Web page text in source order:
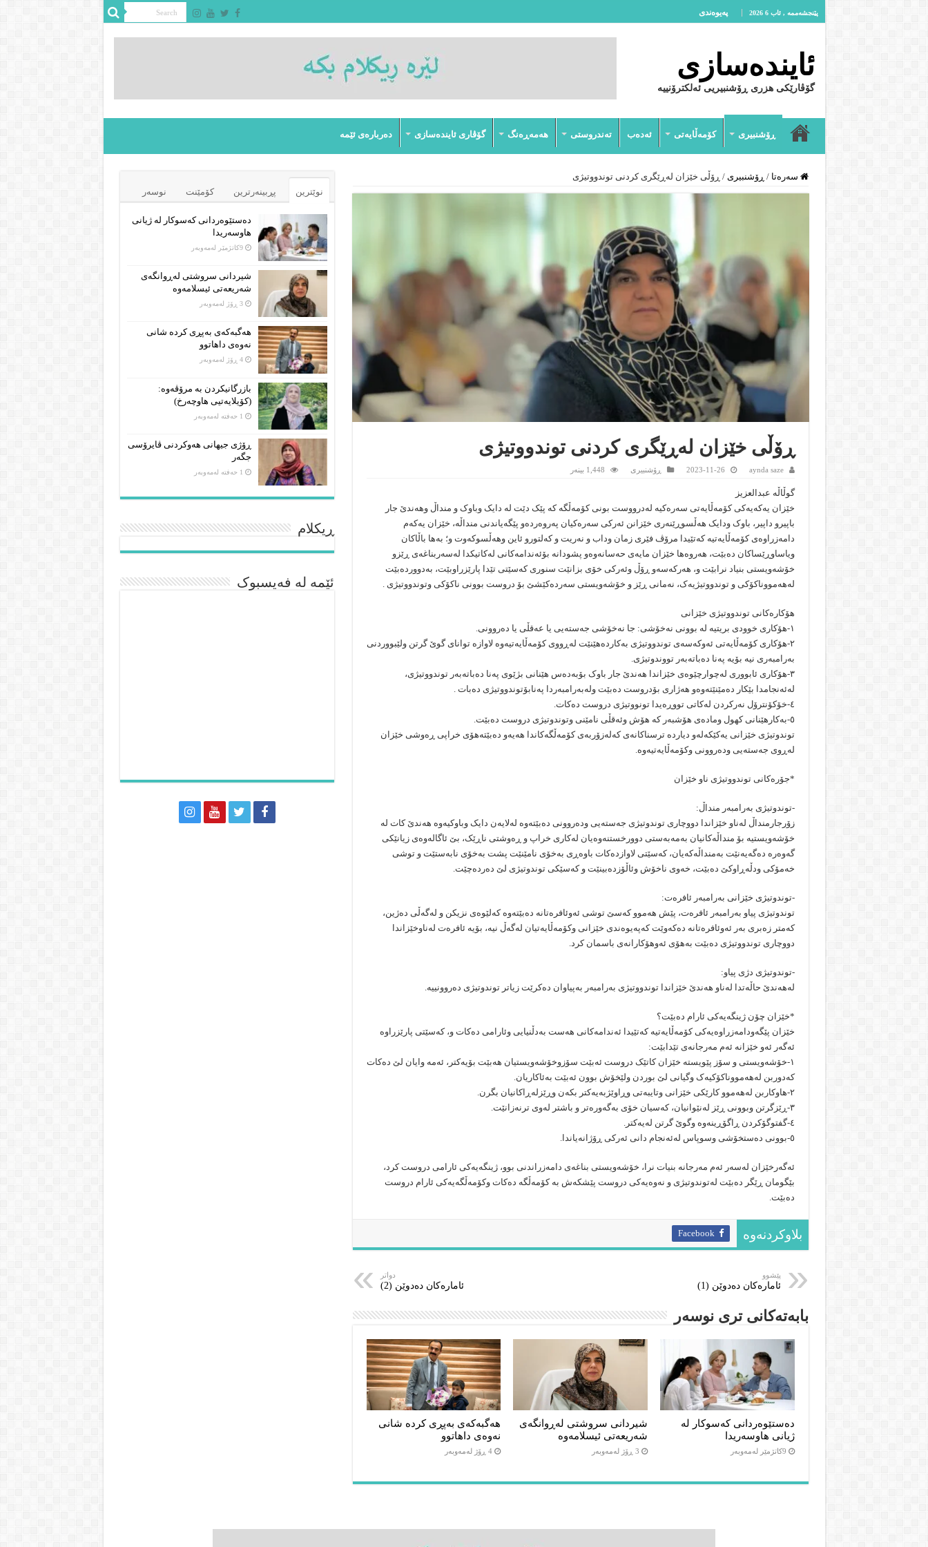
پێنجشەممە , ئاب 6 2026 پەیوەندى
ئایندەسازى
گۆڤارێکی هزری ڕۆشنبیریی ئەلکترۆنییە
ڕۆشنبیرى کۆمەڵایەتى ئەدەب تەندروستى هەمەڕەنگ گۆڤارى ئایندەسازى دەربارەى ئێمە
سەرەتا / ڕۆشنبیرى / ڕۆڵی خێزان لەڕێگری کردنی توندووتیژی
ڕۆڵی خێزان لەڕێگری کردنی توندووتیژی
aynda saze
2023-11-26 ڕۆشنبیرى 1,448 بینەر
گوڵاڵە عبدالعزیز
خێزان یەکەیەکی کۆمەڵایەتی سەرەکیە لەدرووست بونی کۆمەڵگە کە پێک دێت لە دایک وباوک و منداڵ وهەندێ جار
باپیرو داپیر، باوک ودایک هەڵسوڕێنەری خێزانن ئەرکی سەرەکیان پەروەردەو پێگەیاندنی منداڵە، خێزان یەکەم
دامەزراوەی کۆمەڵایەتیە کەتێیدا مرۆڤ فێری زمان وداب و نەریت و کەلتورو ئاین وهەڵسوکەوت و؛ بەها باڵاکان
ویاساوڕێساکان دەبێت، هەروەها خێزان مایەی حەسانەوەو پشودانە بۆئەندامەکانی لەکاتیکدا لەسەربناغەی ڕێزو
خۆشەویستی بنیاد نرابێت و، هەرکەسەو ڕۆڵ وئەرکی خۆی بزانێت سنوری کەسێتی تێدا پارێزراوبێت، بەدووردەبێت
لەهەمووناکۆکی و توندووتیژیەک، نەمانی ڕێز و خۆشەویستی سەردەکێشێ بۆ دروست بوونی ناکۆکی وتوندووتیژی .
هۆکارەکانی توندووتیژی خێزانی
١-هۆکاری خوودی بریتیە لە بوونی نەخۆشی: جا نەخۆشی جەستەیی یا عەقڵی یا دەروونی.
٢-هۆکاری کۆمەڵایەتی ئەوکەسەی توندووتیژی بەکاردەهێنێت لەڕووی کۆمەڵایەتیەوە لاوازە توانای گوێ گرتن ولێبووردنی
بەرامبەری نیە بۆیە پەنا دەباتەبەر تووندوتیژی.
٣-هۆکاری ئابووری لەچوارچێوەی خێزاندا هەندێ جار باوک بۆبەدەس هێنانی بژێوی پەنا دەباتەبەر توندووتیژی،
لەئەنجامدا بێکار دەمێنێتەوەو هەژاری بۆدروست دەبێت ولەبەرامبەردا پەنابۆتوندووتیژی دەبات .
٤-خۆکۆنترۆل نەرکردن لەکاتی تووڕەیدا تونووتیژی دروست دەکات.
٥-بەکارهێنانی کهول ومادەی هۆشبەر کە هۆش وئەقڵی نامێنی وتوندوتیژی دروست دەبێت.
توندوتیژی خێزانی یەکێکەلەو دیاردە ترسناکانەی کەلەزۆربەی کۆمەڵگەکاندا هەیەو دەبێتەهۆی خراپی ڕەوشی خێزان
لەڕوی جەستەیی ودەروونی وکۆمەڵایەتیەوە.
*جۆرەکانی توندووتیژی ناو خێزان
-توندوتیژی بەرامبەر منداڵ:
زۆرجارمنداڵ لەناو خێزاندا دووچاری توندوتیژی جەستەیی ودەروونی دەبێتەوە لەلایەن دایک وباوکیەوە هەندێ کات لە
خۆشەویستیە بۆ منداڵەکانیان بەمەبەستی دوورخستنەوەیان لەکاری خراپ و ڕەوشتی ناڕێک، بێ ئاگالەوەی زیانێکی
گەوەرە دەگەیەنێت بەمنداڵەکەیان، کەسێتی لاوازدەکات باوەڕی بەخۆی نامێنێت پشت بەخۆی نابەستێت و توشی
خەمۆکی ودڵەڕاوکێ دەبێت، خەوی ناخۆش وئاڵۆزدەبینێت و کەسێکی توندوتیژی لێ دەردەچێت.
-توندوتیژی خێزانی بەرامبەر ئافرەت:
توندوتیژی پیاو بەرامبەر ئافرەت، پێش هەموو کەسێ توشی ئەوئافرەتانە دەبێتەوە کەلێوەی نزیکن و لەگەڵی دەژین،
کەمتر زەبری بەر ئەوئافرەتانە دەکەوێت کەپەیوەندی خێزانی وکۆمەڵایەتیان لەگەڵ نیە، بۆیە ئافرەت لەناوخێزاندا
دووچاری توندووتیژی دەبێت بەهۆی ئەوهۆکارانەی باسمان کرد.
-توندوتیژی دژی پیاو:
لەهەندێ حاڵەتدا لەناو هەندێ خێزاندا توندووتیژی بەرامبەر بەپیاوان دەکرێت زیاتر توندوتیژی دەروونییە.
*خێزان چۆن ژینگەیەکی ئارام دەبێت؟
خێزان پێگەودامەزراوەیەکی کۆمەڵایەتیە کەتێیدا ئەندامەکانی هەست بەدڵنیایی وئارامی دەکات و، کەسێتی پارێزراوە
ئەگەر ئەو خێزانە ئەم مەرجانەی تێدابێت:
١-خۆشەویستی و سۆز پێویستە خێزان کاتێک دروست ئەبێت سۆزوخۆشەویستیان هەبێت بۆیەکتر، ئەمە وایان لێ دەکات
کەدوربن لەهەمووناکۆکیەک وگیانی لێ بوردن ولێخۆش بوون ئەبێت بەئاکاریان.
٢-هاوکاربن لەهەموو کارێکی خێزانی وتایبەتی وڕاوێژبەیەکتر بکەن وڕێزلەڕاکانیان بگرن.
٣-ڕێزگرتن وبوونی ڕێز لەنێوانیان، کەسیان خۆی بەگەورەتر و باشتر لەوی ترنەزانێت.
٤-گفتوگۆکردن ڕاگۆڕینەوە وگوێ گرتن لەیەکتر.
٥-بوونی دەستخۆشی وسوپاس لەئەنجام دانی ئەرکی ڕۆژانەیاندا.
ئەگەرخێزان لەسەر ئەم مەرجانە بنیات نرا، خۆشەویستی بناغەی دامەزراندنی بوو، ژینگەیەکی ئارامی دروست کرد،
بێگومان ڕێگر دەبێت لەتوندوتیژی و نەوەیەکی دروست پێشکەش بە کۆمەڵگە دەکات وکۆمەڵگەیەکی ئارام دروست
دەبێت.
بلاوکردنەوە Facebook
پێشوو
ئامارەکان دەدوێن (1)
دواتر
ئامارەکان دەدوێن (2)
بابەتەکانى ترى نوسەر
دەستێوەردانی کەسوکار لە
ژیانی هاوسەریدا
9كاتژمێر لەمەوبەر
شیردانی سروشتی لەڕوانگەی
شەریعەتی ئیسلامەوە
3 ڕۆژ لەمەوبەر
هەگبەکەی بەپڕی کردە شانی
نەوەی داهاتوو
4 ڕۆژ لەمەوبەر
نوێترین پڕبینەرترین کۆمێنت نوسەر
دەستێوەردانی کەسوکار لە ژیانی
هاوسەریدا
9كاتژمێر لەمەوبەر
شیردانی سروشتی لەڕوانگەی
شەریعەتی ئیسلامەوە
3 ڕۆژ لەمەوبەر
هەگبەکەی بەپڕی کردە شانی
نەوەی داهاتوو
4 ڕۆژ لەمەوبەر
بازرگانیکردن بە مرۆڤەوە:
(کۆیلایەتیی هاوچەرخ)
1 حەفتە لەمەوبەر
ڕۆژی جیهانی هەوکردنی ڤایرۆسی
جگەر
1 حەفتە لەمەوبەر
ڕیکلام
ئێمە لە فەیسبوک